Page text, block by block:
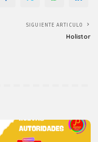
SIGUIENTE ARTICULO
Holistor